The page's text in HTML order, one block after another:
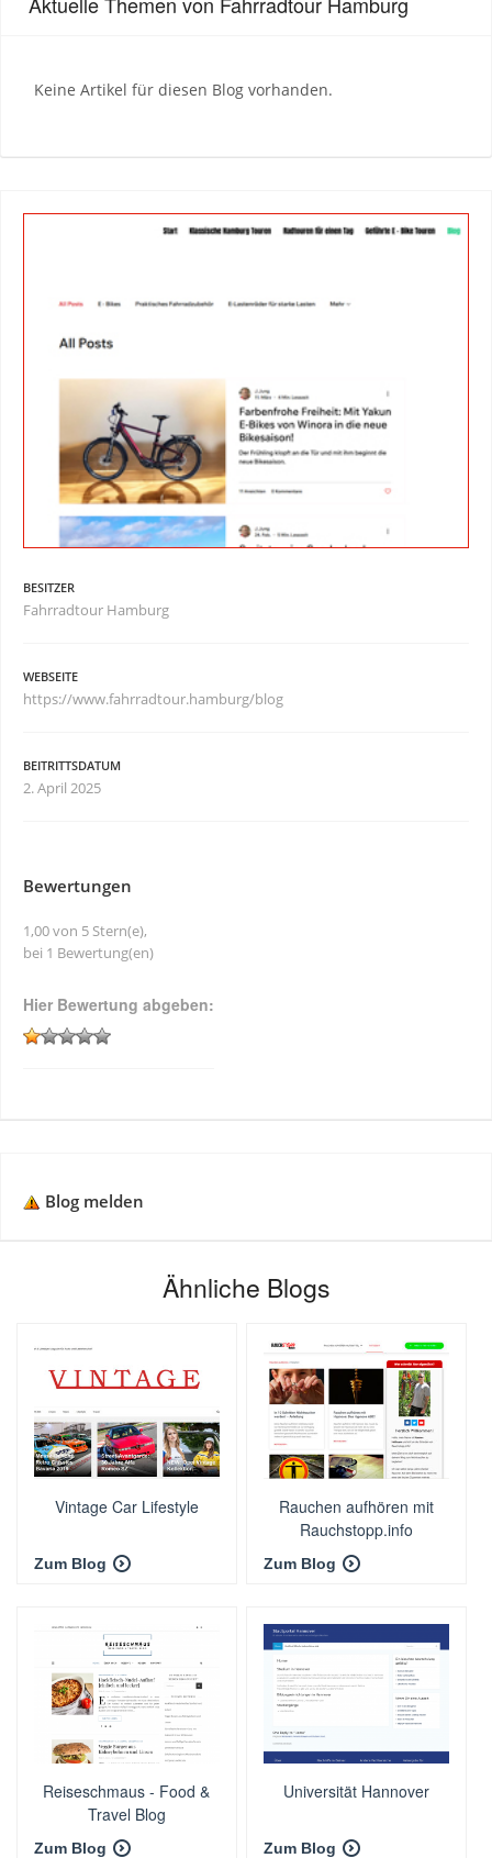
Keine Artikel für diesen Blog vorhanden.
BESITZER
Fahrradtour Hamburg
WEBSEITE
https://www.fahrradtour.hamburg/blog
BEITRITTSDATUM
2. April 2025
Bewertungen
1,00 von 5 Stern(e),
bei 1 Bewertung(en)
Hier Bewertung abgeben:
Blog melden
Ähnliche Blogs
Vintage Car Lifestyle
Zum Blog
Rauchen aufhören mit
Rauchstopp.info
Zum Blog
Reiseschmaus - Food &
Travel Blog
Zum Blog
Universität Hannover
Zum Blog